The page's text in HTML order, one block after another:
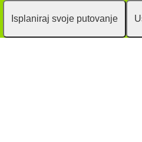
Isplaniraj svoje putovanje